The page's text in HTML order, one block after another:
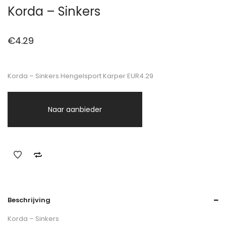
Korda – Sinkers
€4.29
Korda – Sinkers Hengelsport Karper EUR4.29
Naar aanbieder
Beschrijving
Korda – Sinkers